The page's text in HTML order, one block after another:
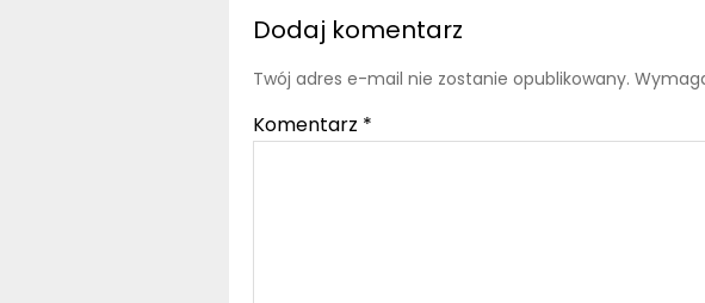
Dodaj komentarz
Twój adres e-mail nie zostanie opublikowany.
Komentarz *